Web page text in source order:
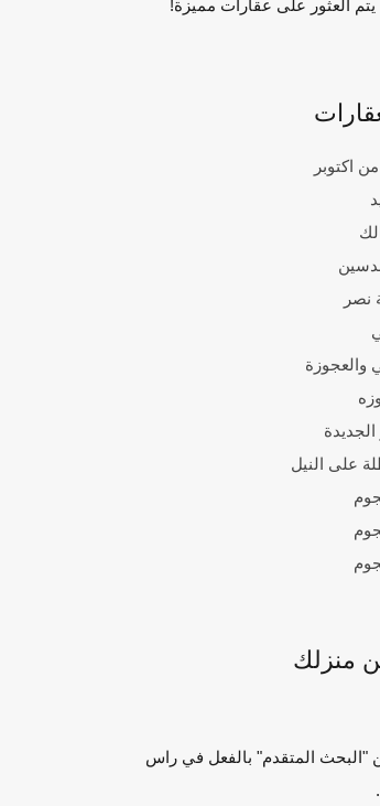
يتم العثور على عقارات مميزة!
اكتوبر
نصر
والعجوزة
على النيل
منزلك
"البحث المتقدم" بالفعل في راس